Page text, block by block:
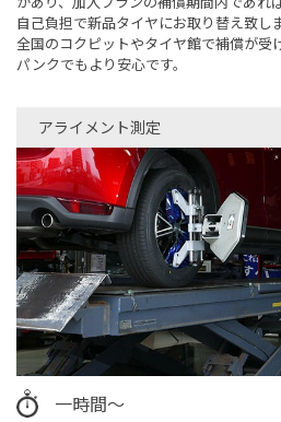
自己負担で新品タイヤにお取り替え致しま
全国のコクピットやタイヤ館で補償が受
パンクでもより安心です。
アライメント測定
一時間〜